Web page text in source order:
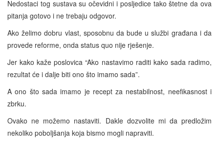
Nedostaci tog sustava su očevidni i posljedice tako štetne da ova
pitanja gotovo i ne trebaju odgovor.
Ako želimo dobru vlast, sposobnu da bude u službi građana i da
provede reforme, onda status quo nije rješenje.
Jer kako kaže poslovica “Ako nastavimo raditi kako sada radimo,
rezultat će i dalje biti ono što imamo sada”.
A ono što sada imamo je recept za nestabilnost, neefikasnost i
zbrku.
Ovako ne možemo nastaviti. Dakle dozvolite mi da predložim
nekoliko poboljšanja koja bismo mogli napraviti.